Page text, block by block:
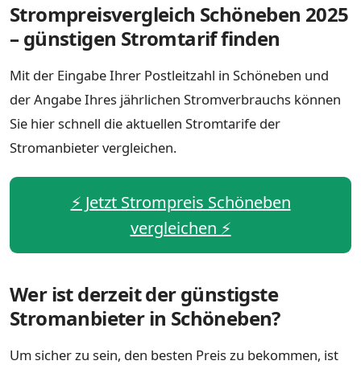
Strompreisvergleich Schöneben 2025
– günstigen Stromtarif finden
Mit der Eingabe Ihrer Postleitzahl in Schöneben und
der Angabe Ihres jährlichen Stromverbrauchs können
Sie hier schnell die aktuellen Stromtarife der
Stromanbieter vergleichen.
⚡️ Jetzt Strompreis Schöneben
vergleichen ⚡️
Wer ist derzeit der günstigste
Stromanbieter in Schöneben?
Um sicher zu sein, den besten Preis zu bekommen, ist